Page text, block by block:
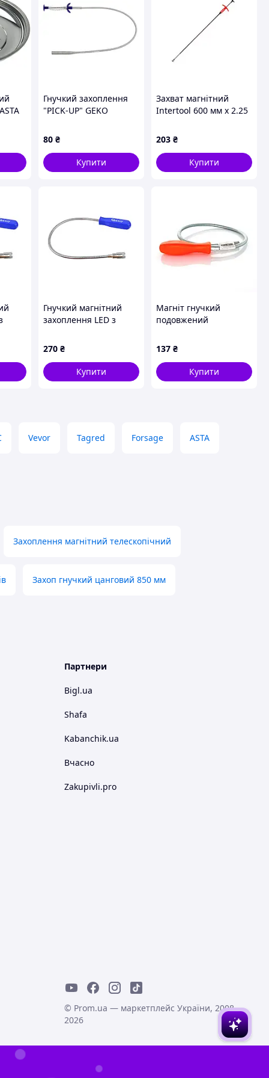
Гнучкий захоплення
"PICK-UP" GEKO
80 ₴
Купити
Захват магнітний
Intertool 600 мм x 2.25
1009)
203 ₴
Купити
Гнучкий магнітний
захоплення LED з
G03212
270 ₴
Купити
Магніт гнучкий
подовжений
137 ₴
Купити
Vevor Tagred Forsage ASTA
Захоплення магнітний телескопічний
Захоп гнучкий цанговий 850 мм
Партнери
Bigl.ua
Shafa
Kabanchik.ua
Вчасно
Zakupivli.pro
© Prom.ua — маркетплейс України, 2008-
2026